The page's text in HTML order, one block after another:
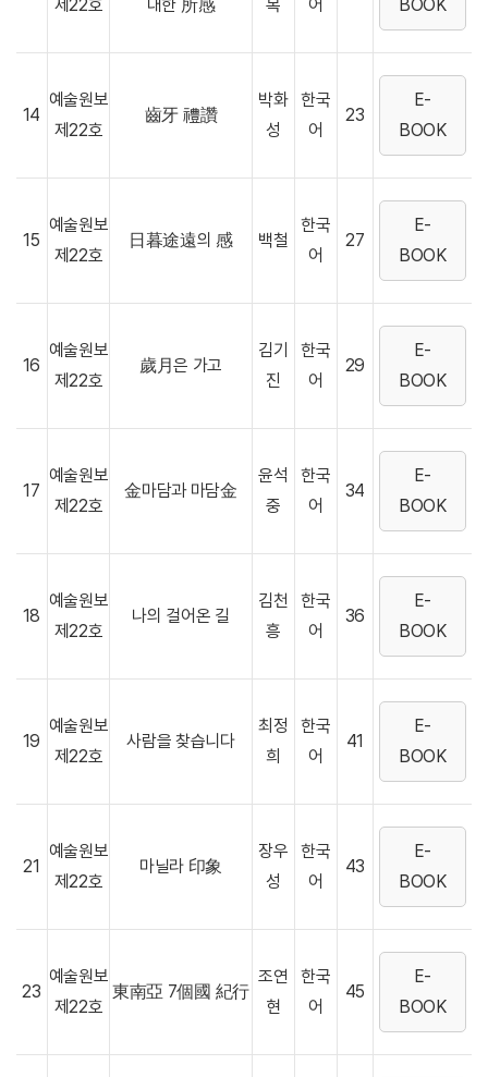
제22호 대한 所感 복 어 BOOK
14
예술원보
제22호
齒牙 禮讚
박화
성
한국
어
23
E-
BOOK
15
예술원보
제22호
日暮途遠의 感 백철
한국
어
27
E-
BOOK
16
예술원보
제22호
歲月은 가고
김기
진
한국
어
29
E-
BOOK
17
예술원보
제22호
金마담과 마담金
윤석
중
한국
어
34
E-
BOOK
18
예술원보
제22호
나의 걸어온 길
김천
흥
한국
어
36
E-
BOOK
19
예술원보
제22호
사람을 찾습니다
최정
희
한국
어
41
E-
BOOK
21
예술원보
제22호
마닐라 印象
장우
성
한국
어
43
E-
BOOK
23
예술원보
제22호
東南亞 7個國 紀行
조연
현
한국
어
45
E-
BOOK